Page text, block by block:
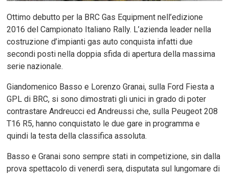
Ottimo debutto per la BRC Gas Equipment nell’edizione
2016 del Campionato Italiano Rally. L’azienda leader nella
costruzione d’impianti gas auto conquista infatti due
secondi posti nella doppia sfida di apertura della massima
serie nazionale.
Giandomenico Basso e Lorenzo Granai, sulla Ford Fiesta a
GPL di BRC, si sono dimostrati gli unici in grado di poter
contrastare Andreucci ed Andreussi che, sulla Peugeot 208
T16 R5, hanno conquistato le due gare in programma e
quindi la testa della classifica assoluta.
Basso e Granai sono sempre stati in competizione, sin dalla
prova spettacolo di venerdì sera, disputata sul lungomare di